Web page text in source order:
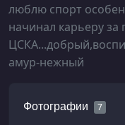
люблю спорт
начинал карьеру за
амур-нежный
Фотографии 7